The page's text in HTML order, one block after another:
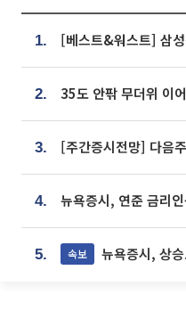
1.
2.
3.
4.
5. 속보 뉴욕증시, 상